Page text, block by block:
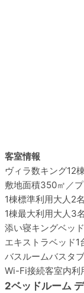
客室情報
ヴィラ数キング12
敷地面積350㎡／
1棟標準利用大人2名
1棟最大利用大人3
添い寝キングベッ
エキストラベッド1
バスルームバスタ
Wi-Fi接続客室内利
2ベッドルーム